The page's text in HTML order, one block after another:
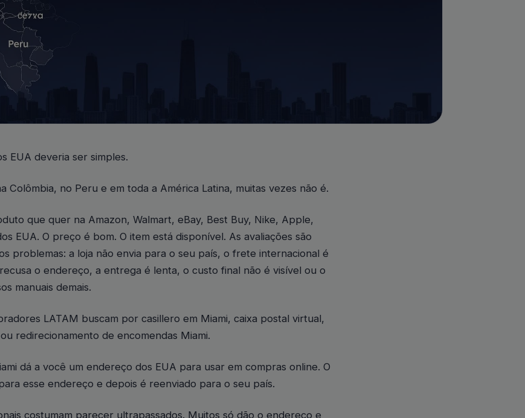
EUA deveria ser simples.
Colômbia, no Peru e em toda a América Latina, muitas vezes não é.
que quer na Amazon, Walmart, eBay, Best Buy, Nike, Apple,
EUA. O preço é bom. O item está disponível. As avaliações são
problemas: a loja não envia para o seu país, o frete internacional é
o endereço, a entrega é lenta, o custo final não é visível ou o
manuais demais.
LATAM buscam por casillero em Miami, caixa postal virtual,
redirecionamento de encomendas Miami.
dá a você um endereço dos EUA para usar em compras online. O
esse endereço e depois é reenviado para o seu país.
costumam parecer ultrapassados. Muitos só dão o endereço e